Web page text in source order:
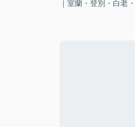
｜室蘭・登別・白老